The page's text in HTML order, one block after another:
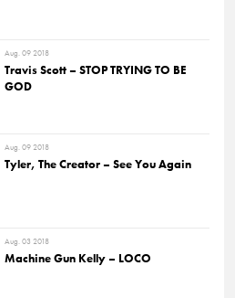
Aug. 09 2018
Travis Scott – STOP TRYING TO BE
GOD
Aug. 09 2018
Tyler, The Creator – See You Again
Aug. 03 2018
Machine Gun Kelly – LOCO